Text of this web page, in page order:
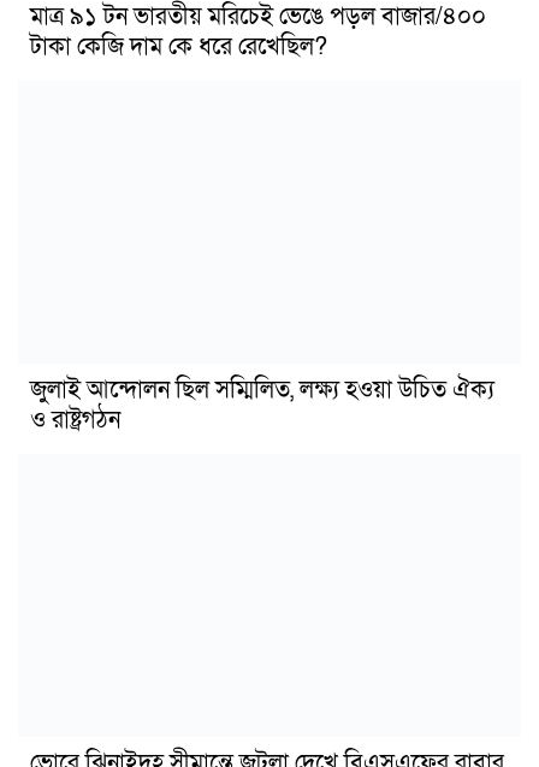
মাত্র ৯১ টন ভারতীয় মরিচেই ভেঙে পড়ল বাজার/৪০০
টাকা কেজি দাম কে ধরে রেখেছিল?
জুলাই আন্দোলন ছিল সম্মিলিত, লক্ষ্য হওয়া উচিত ঐক্য
ও রাষ্ট্রগঠন